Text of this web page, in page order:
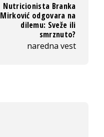
Nutricionista Branka
Mirković odgovara na
dilemu: Sveže ili
smrznuto?
naredna vest